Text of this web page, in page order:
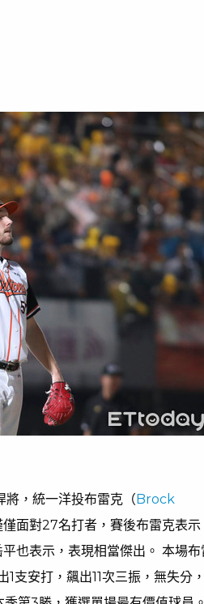
，統一洋投布雷克（ Brock
面對27名打者，賽後布雷克表
也表示，表現相當傑出。 本場布
支安打，飆出11次三振，無失分